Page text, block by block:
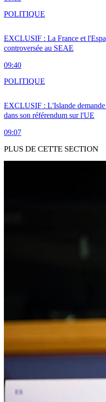
EXCLUSIF : La France et
controversée au SEAE
09:40
POLITIQUE
EXCLUSIF : L'Islande demande
dans son référendum sur l'UE
09:07
POLITIQUE
PLUS DE CETTE SECTION